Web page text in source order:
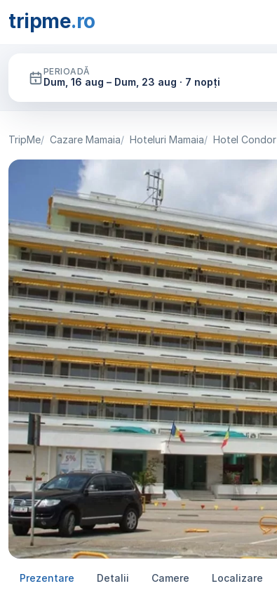
tripme.ro
PERIOADĂ
Dum, 16 aug – Dum, 23 aug · 7 nopți
TripMe Cazare Mamaia Hoteluri Mamaia Hotel Condor
Prezentare Detalii Camere Localizare